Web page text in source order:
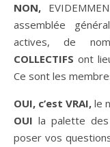
NON,
assemblée
actives, de
COLLECTIFS ont
Ce sont les
OUI, c’est VRAI,le
OUIla palette
poser vos